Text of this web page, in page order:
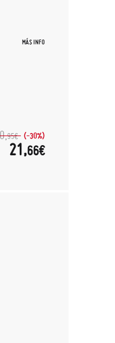
MÁS INFO
95€ (-30%)
21,66€